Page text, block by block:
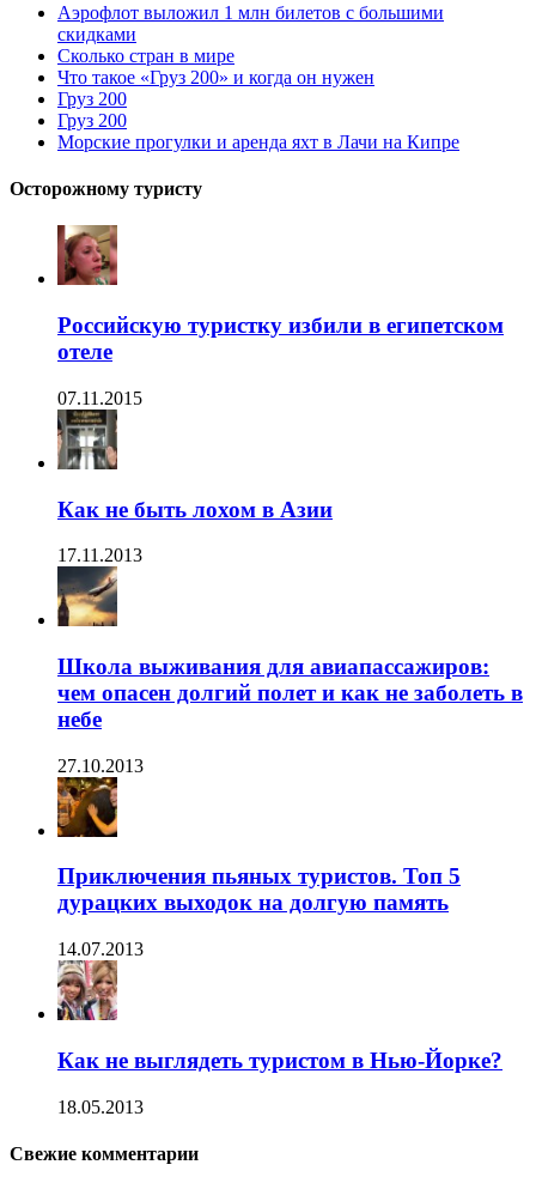
Аэрофлот выложил 1 млн билетов с большими
скидками
Сколько стран в мире
Что такое «Груз 200» и когда он нужен
Груз 200
Груз 200
Морские прогулки и аренда яхт в Лачи на Кипре
Осторожному туристу
Российскую туристку избили в египетском
отеле
07.11.2015
Как не быть лохом в Азии
17.11.2013
Школа выживания для авиапассажиров:
чем опасен долгий полет и как не заболеть в
небе
27.10.2013
Приключения пьяных туристов. Топ 5
дурацких выходок на долгую память
14.07.2013
Как не выглядеть туристом в Нью-Йорке?
18.05.2013
Свежие комментарии